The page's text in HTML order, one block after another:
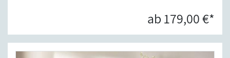
ab 179,00 €*